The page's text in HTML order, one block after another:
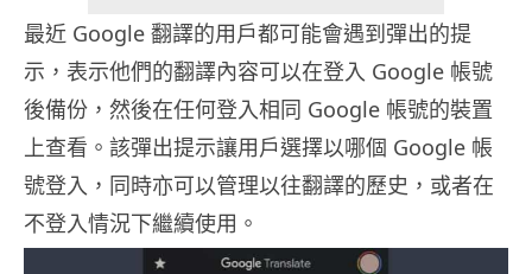
最近 Google 翻譯的用戶都可能會遇到彈出的提
示，表示他們的翻譯內容可以在登入 Google 帳號
後備份，然後在任何登入相同 Google 帳號的裝置
上查看。該彈出提示讓用戶選擇以哪個 Google 帳
號登入，同時亦可以管理以往翻譯的歷史，或者在
不登入情況下繼續使用。